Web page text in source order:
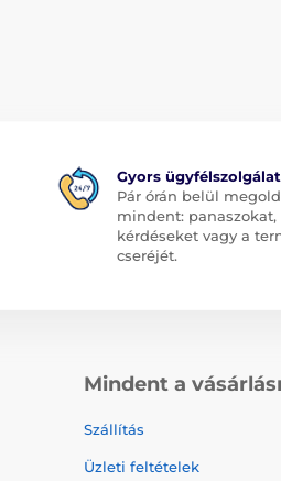
Gyors ügyfélszolgálat
Pár órán belül
mindent: panaszokat,
kérdéseket vagy a
cseréjét.
Mindent a
Szállítás
Üzleti feltételek